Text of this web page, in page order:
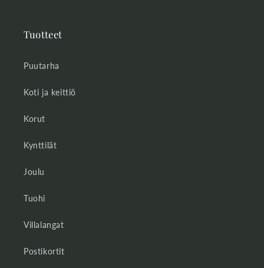
Tuotteet
Puutarha
Koti ja keittiö
Korut
Kynttilät
Joulu
Tuohi
Villalangat
Postikortit